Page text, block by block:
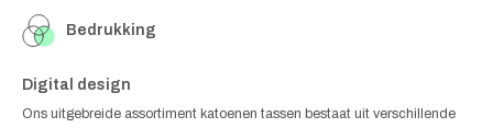
Bedrukking
Digital design
Ons uitgebreide assortiment katoenen tassen bestaat uit verschillende